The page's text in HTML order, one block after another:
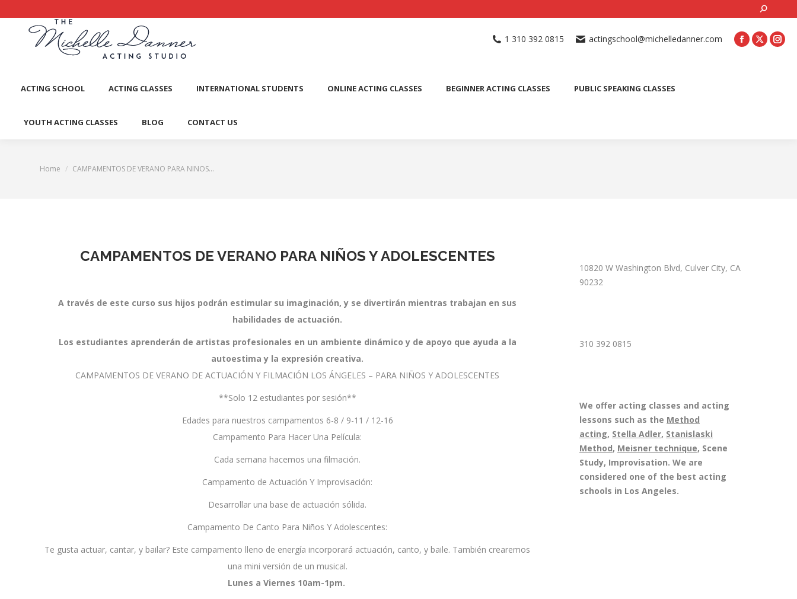
Search:
1 310 392 0815 actingschool@michelledanner.com
ACTING SCHOOL ACTING CLASSES INTERNATIONAL STUDENTS ONLINE ACTING CLASSES BEGINNER ACTING CLASSES PUBLIC SPEAKING CLASSES
YOUTH ACTING CLASSES BLOG CONTACT US
You are here:
Home CAMPAMENTOS DE VERANO PARA NINOS…
CAMPAMENTOS DE VERANO PARA NIÑOS Y ADOLESCENTES
A través de este curso sus hijos podrán estimular su imaginación, y se divertirán mientras trabajan en sus
habilidades de actuación.
Los estudiantes aprenderán de artistas profesionales en un ambiente dinámico y de apoyo que ayuda a la
autoestima y la expresión creativa.
CAMPAMENTOS DE VERANO DE ACTUACIÓN Y FILMACIÓN LOS ÁNGELES – PARA NIÑOS Y ADOLESCENTES
**Solo 12 estudiantes por sesión**
Edades para nuestros campamentos 6-8 / 9-11 / 12-16
Campamento Para Hacer Una Película:
Cada semana hacemos una filmación.
Campamento de Actuación Y Improvisación:
Desarrollar una base de actuación sólida.
Campamento De Canto Para Niños Y Adolescentes:
Te gusta actuar, cantar, y bailar? Este campamento lleno de energía incorporará actuación, canto, y baile. También crearemos
una mini versión de un musical.
Lunes a Viernes 10am-1pm.
10820 W Washington Blvd, Culver City, CA
90232
310 392 0815
We offer acting classes and acting
lessons such as the Method
acting, Stella Adler, Stanislaski
Method, Meisner technique, Scene
Study, Improvisation. We are
considered one of the best acting
schools in Los Angeles.
ACTING SCHOOL ACTING CLASSES INTERNATIONAL STUDENTS ONLINE ACTING CLASSES BEGINNER ACTING CLASSES
CONTACT US